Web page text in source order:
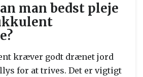
man bedst pleje
kræver godt drænet jord
for at trives. Det er vigtigt